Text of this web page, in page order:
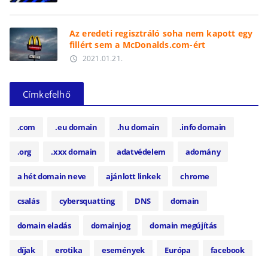
Az eredeti regisztráló soha nem kapott egy
fillért sem a McDonalds.com-ért
access_time 2021.01.21.
Címkefelhő
.com .eu domain .hu domain .info domain
.org .xxx domain adatvédelem adomány
a hét domain neve ajánlott linkek chrome
csalás cybersquatting DNS domain
domain eladás domainjog domain megújítás
díjak erotika események Európa facebook